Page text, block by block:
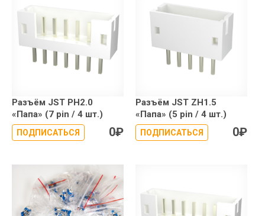
Разъём JST PH2.0
«Папа» (7 pin / 4 шт.)
ПОДПИСАТЬСЯ 0₽
Разъём JST ZH1.5
«Папа» (5 pin / 4 шт.)
ПОДПИСАТЬСЯ 0₽